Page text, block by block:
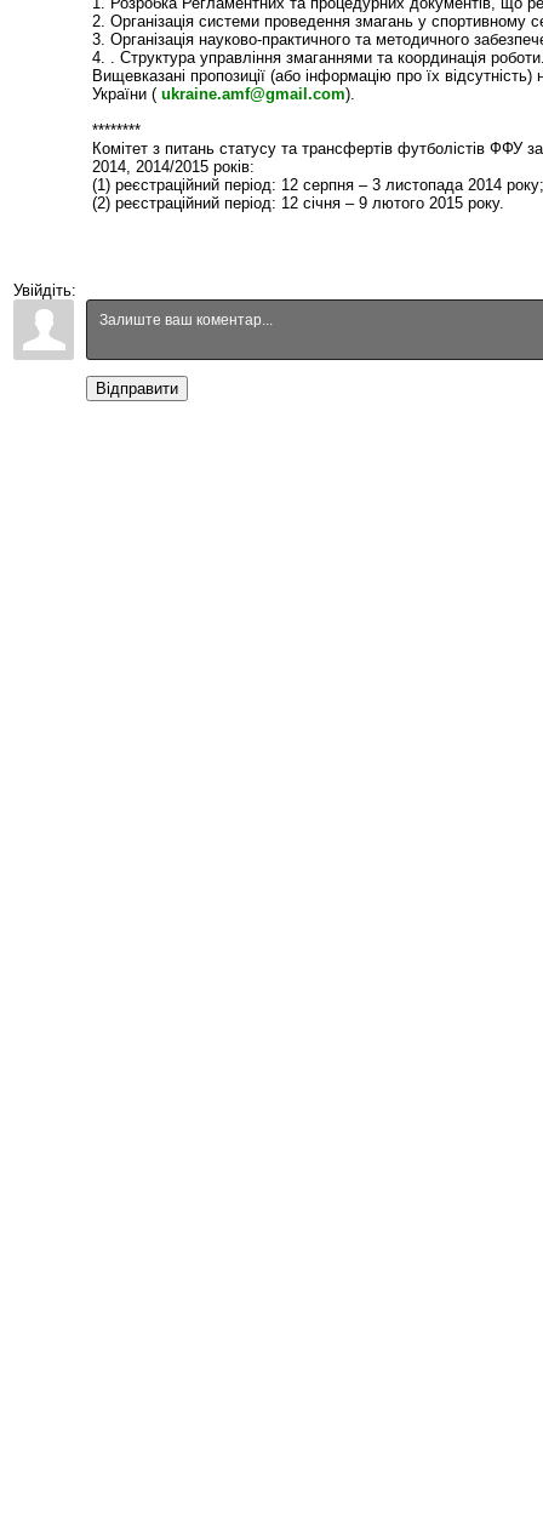
2. Організація системи проведення змагань у спортивному
3. Організація науково-практичного та методичного
4. . Структура управління змаганнями та координація
Вищевказані пропозиції (або інформацію про їх
України ( ukraine.amf@gmail.com).
********
Комітет з питань статусу та трансфертів футболістів ФФУ
2014, 2014/2015 років:
(1) реєстраційний період: 12 серпня – 3 листопада 2014 року;
(2) реєстраційний період: 12 січня – 9 лютого 2015 року.
Увійдіть:
Відправити